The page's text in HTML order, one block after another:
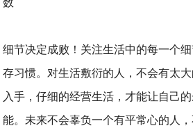
细节决定成败！关注生活中的每一个
存习惯。对生活敷衍的人，不会有太
入手，仔细的经营生活，才能让自己
能。未来不会辜负一个有平常心的人